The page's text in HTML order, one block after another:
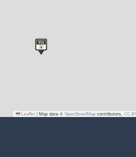
Leaflet | Map data © OpenStreetMap contributors, CC-